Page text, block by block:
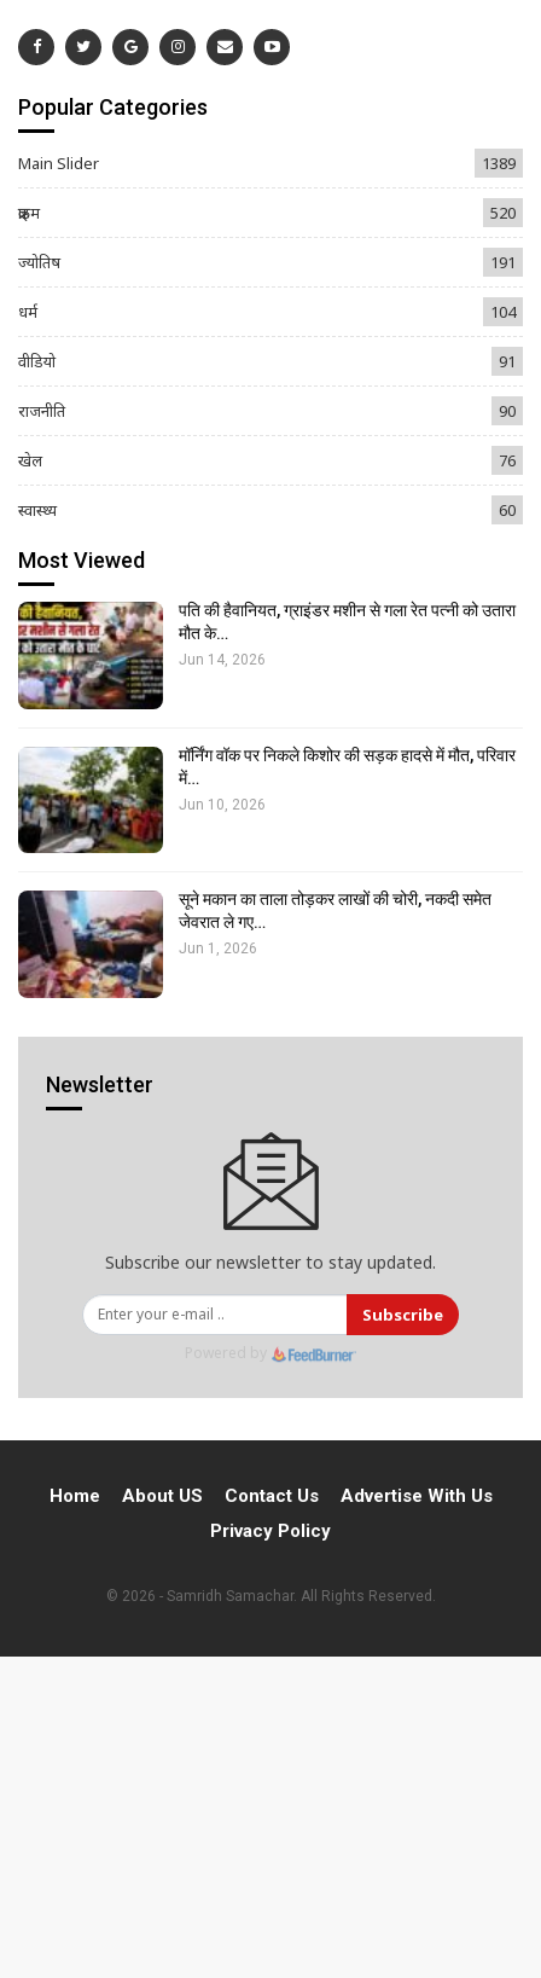
Popular Categories
Main Slider 1389
क्राइम 520
ज्योतिष 191
धर्म 104
वीडियो 91
राजनीति 90
खेल 76
स्वास्थ्य 60
Most Viewed
पति की हैवानियत, ग्राइंडर मशीन से गला रेत पत्नी को उतारा
मौत के…
Jun 14, 2026
मॉर्निंग वॉक पर निकले किशोर की सड़क हादसे में मौत, परिवार
में…
Jun 10, 2026
सूने मकान का ताला तोड़कर लाखों की चोरी, नकदी समेत
जेवरात ले गए…
Jun 1, 2026
Newsletter
Subscribe our newsletter to stay updated.
Subscribe
Home About US Contact Us
Advertise With Us
Privacy Policy
© 2026 - Samridh Samachar. All Rights Reserved.